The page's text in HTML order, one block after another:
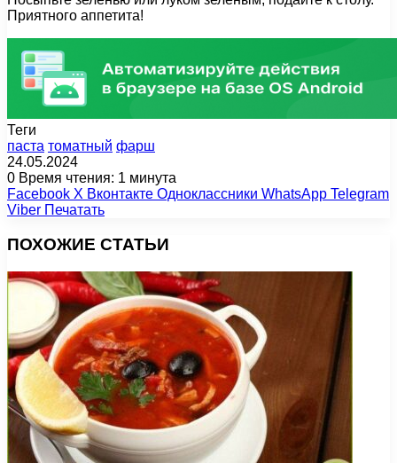
Приятного аппетита!
Теги
паста томатный фарш
24.05.2024
0 Время чтения: 1 минута
Facebook X Вконтакте Одноклассники WhatsApp Telegram
Viber Печатать
ПОХОЖИЕ СТАТЬИ